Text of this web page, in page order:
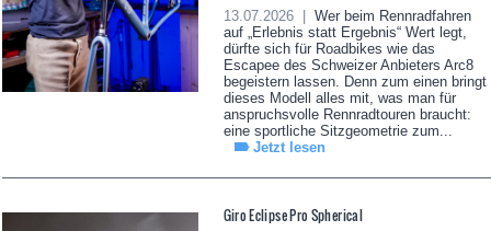
13.07.2026 |
Wer beim Rennradfahren
auf „Erlebnis statt Ergebnis“ Wert legt,
dürfte sich für Roadbikes wie das
Escapee des Schweizer Anbieters Arc8
begeistern lassen. Denn zum einen bringt
dieses Modell alles mit, was man für
anspruchsvolle Rennradtouren braucht:
eine sportliche Sitzgeometrie zum...
Jetzt lesen
Giro Eclipse Pro Spherical